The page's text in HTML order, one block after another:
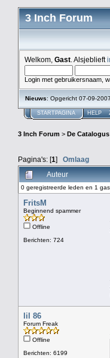
3 Inch Forum
Welkom, Gast . Alsjeblieft
Login met gebruikersnaam,
Nieuws: Opgericht 07-09-
STARTPAGINA HELP
3 Inch Forum > De Catalogus
Pagina's: [1] Omlaag
Auteur
0 geregistreerde leden en 1
FritsM
Beginnend spammer
Offline
Berichten: 724
lil 86
Forum Freak
Offline
Berichten: 6199